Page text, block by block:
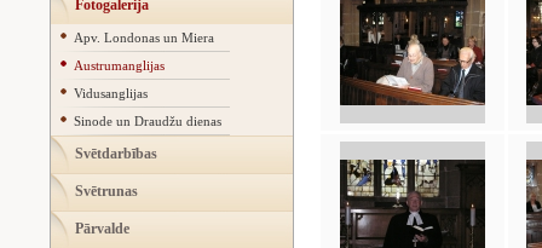
Fotogalerija
Apv. Londonas un Miera
Austrumanglijas
Vidusanglijas
Sinode un Draudžu dienas
Svētdarbības
Svētrunas
Pārvalde